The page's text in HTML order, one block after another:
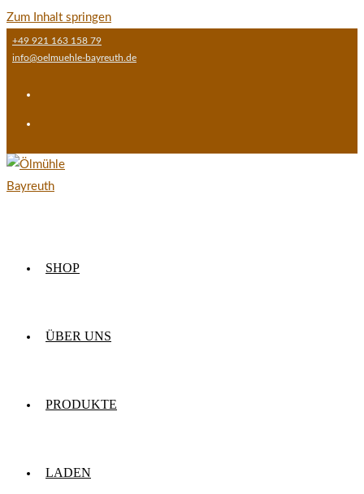
Zum Inhalt springen
+49 921 163 158 79
info@oelmuehle-bayreuth.de
SHOP
ÜBER UNS
PRODUKTE
LADEN